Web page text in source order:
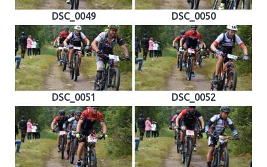
DSC_0049 DSC_0050
DSC_0051 DSC_0052